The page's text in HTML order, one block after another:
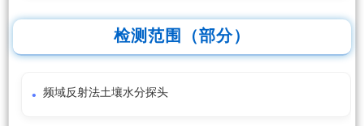
检测范围（部分）
频域反射法土壤水分探头